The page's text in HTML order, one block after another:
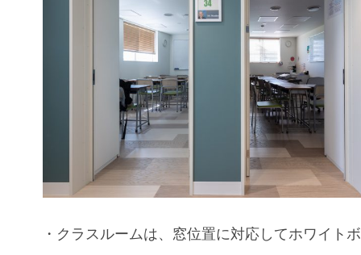
・クラスルームは、窓位置に対応してホワイト